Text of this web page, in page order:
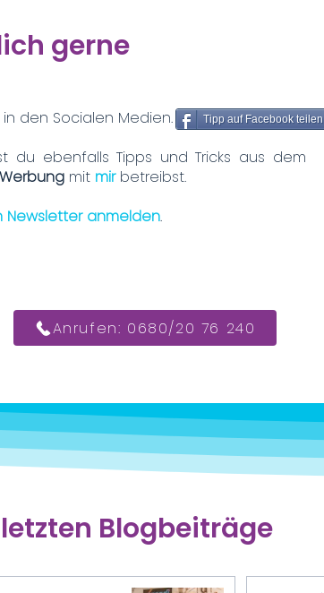
gerne
den Socialen Medien.
du ebenfalls Tipps und Tricks aus dem
mit mir betreibst.
Newsletter anmelden.
Tipp auf Facebook teilen
Anrufen: 0680/20 76 240
Blogbeiträge